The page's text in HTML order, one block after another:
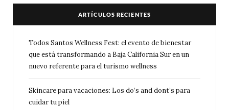
ARTÍCULOS RECIENTES
Todos Santos Wellness Fest: el evento de bienestar
que está transformando a Baja California Sur en un
nuevo referente para el turismo wellness
Skincare para vacaciones: Los do’s and dont’s para
cuidar tu piel